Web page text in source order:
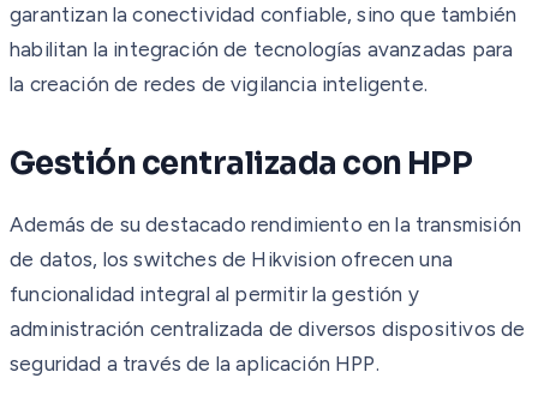
garantizan la conectividad confiable, sino que también
habilitan la integración de tecnologías avanzadas para
la creación de redes de vigilancia inteligente.
Gestión centralizada con HPP
Además de su destacado rendimiento en la transmisión
de datos, los switches de Hikvision ofrecen una
funcionalidad integral al permitir la gestión y
administración centralizada de diversos dispositivos de
seguridad a través de la aplicación HPP.